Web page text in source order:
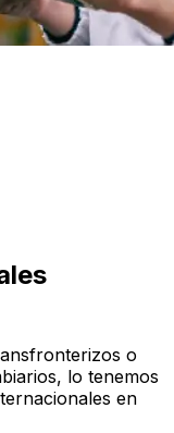
o
lo tenemos
en